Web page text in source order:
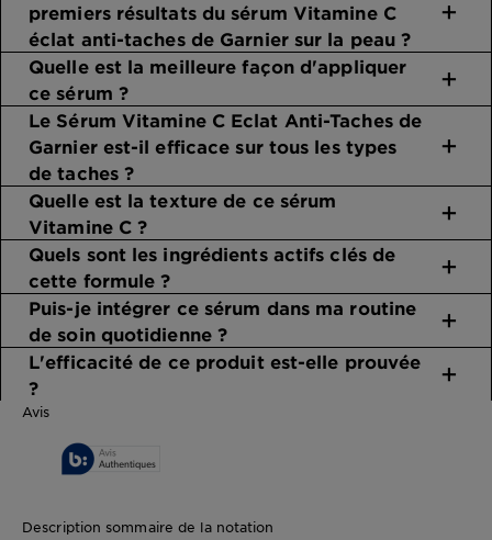
premiers résultats du sérum Vitamine C
éclat anti-taches de Garnier sur la peau ?
Quelle est la meilleure façon d'appliquer
ce sérum ?
Le Sérum Vitamine C Eclat Anti-Taches de
Garnier est-il efficace sur tous les types
de taches ?
Quelle est la texture de ce sérum
Vitamine C ?
Quels sont les ingrédients actifs clés de
cette formule ?
Puis-je intégrer ce sérum dans ma routine
de soin quotidienne ?
L'efficacité de ce produit est-elle prouvée
?
Avis
Description sommaire de la notation